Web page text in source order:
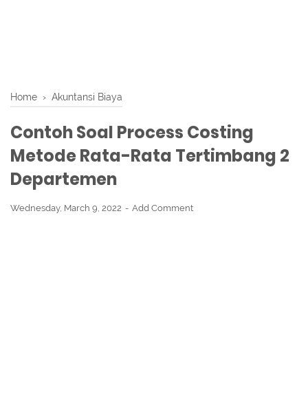
Home › Akuntansi Biaya
Contoh Soal Process Costing
Metode Rata-Rata Tertimbang 2
Departemen
Wednesday, March 9, 2022 Add Comment